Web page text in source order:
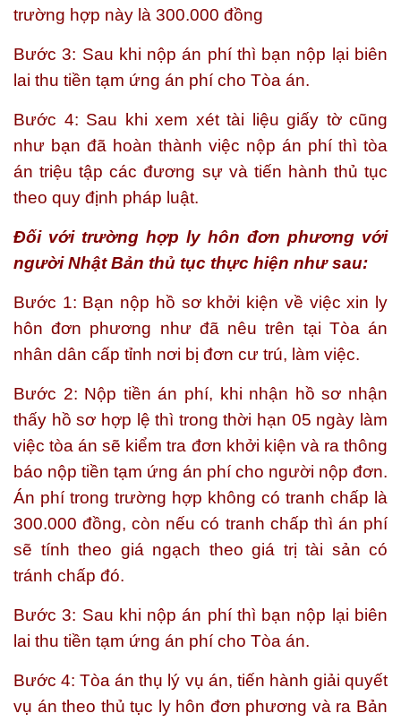
trường hợp này là 300.000 đồng
Bước 3: Sau khi nộp án phí thì bạn nộp lại biên
lai thu tiền tạm ứng án phí cho Tòa án.
Bước 4: Sau khi xem xét tài liệu giấy tờ cũng
như bạn đã hoàn thành việc nộp án phí thì tòa
án triệu tập các đương sự và tiến hành thủ tục
theo quy định pháp luật.
Đối với trường hợp ly hôn đơn phương với
người Nhật Bản thủ tục thực hiện như sau:
Bước 1: Bạn nộp hồ sơ khởi kiện về việc xin ly
hôn đơn phương như đã nêu trên tại Tòa án
nhân dân cấp tỉnh nơi bị đơn cư trú, làm việc.
Bước 2: Nộp tiền án phí, khi nhận hồ sơ nhận
thấy hồ sơ hợp lệ thì trong thời hạn 05 ngày làm
việc tòa án sẽ kiểm tra đơn khởi kiện và ra thông
báo nộp tiền tạm ứng án phí cho người nộp đơn.
Án phí trong trường hợp không có tranh chấp là
300.000 đồng, còn nếu có tranh chấp thì án phí
sẽ tính theo giá ngạch theo giá trị tài sản có
tránh chấp đó.
Bước 3: Sau khi nộp án phí thì bạn nộp lại biên
lai thu tiền tạm ứng án phí cho Tòa án.
Bước 4: Tòa án thụ lý vụ án, tiến hành giải quyết
vụ án theo thủ tục ly hôn đơn phương và ra Bản